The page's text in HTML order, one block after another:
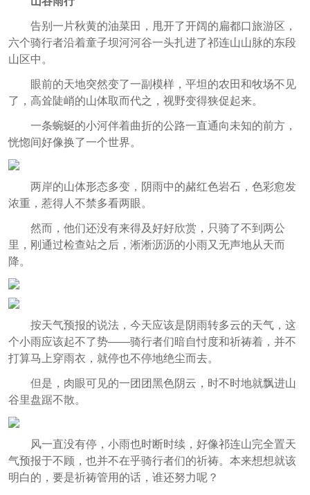
告别一片秋黄的油菜田，甩开了开阔的扁都口旅游区，
六个骑行者沿着童子坝河河谷一头扎进了祁连山山脉的东段
山区中。
眼前的天地突然变了一副模样，平坦的农田和牧场不见
了，高耸陡峭的山体取而代之，视野变得狭促起来。
一条蜿蜒的小河伴着曲折的公路一直通向未知的前方，
恍惚间好像换了一个世界。
两岸的山体形态多变，阴雨中的赭红色岩石，色彩愈发
浓重，惹得人不禁多看两眼。
然而，他们还没有来得及好好欣赏，只骑了不到两公
里，刚通过检查站之后，淅淅沥沥的小雨又无声地从天而
降。
按天气预报的说法，今天应该是阴雨转多云的天气，这
个小雨应该起不了势——骑行者们暗自忖度和祈祷着，并不
打算马上穿雨衣，就停也不停地绝尘而去。
但是，肉眼可见的一团团黑色阴云，时不时地就飘进山
谷里盘踞不散。
风一直没有停，小雨也时断时续，好像祁连山完全置天
气预报于不顾，也并不在乎骑行者们的祈祷。本来想想就该
明白的，要是祈祷管用的话，谁还努力呢？